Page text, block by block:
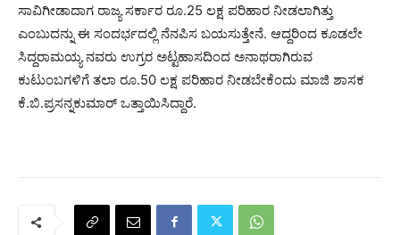
ಸಾವಿಗೀಡಾದಾಗ ರಾಜ್ಯ ಸರ್ಕಾರ ರೂ.25 ಲಕ್ಷ ಪರಿಹಾರ ನೀಡಲಾಗಿತ್ತು
ಎಂಬುದನ್ನು ಈ ಸಂದರ್ಭದಲ್ಲಿ ನೆನಪಿಸ ಬಯಸುತ್ತೇನೆ. ಆದ್ದರಿಂದ ಕೂಡಲೇ
ಸಿದ್ದರಾಮಯ್ಯ ನವರು ಉಗ್ರರ ಅಟ್ಟಹಾಸದಿಂದ ಅನಾಥರಾಗಿರುವ
ಕುಟುಂಬಗಳಿಗೆ ತಲಾ ರೂ.50 ಲಕ್ಷ ಪರಿಹಾರ ನೀಡಬೇಕೆಂದು ಮಾಜಿ ಶಾಸಕ
ಕೆ.ಬಿ.ಪ್ರಸನ್ನಕುಮಾರ್ ಒತ್ತಾಯಿಸಿದ್ದಾರೆ.